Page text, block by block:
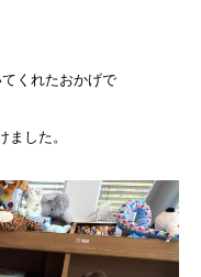
くれたおかげで
した。